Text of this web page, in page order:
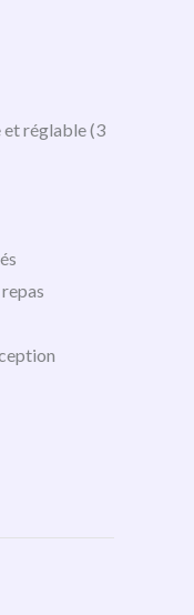
et réglable (3